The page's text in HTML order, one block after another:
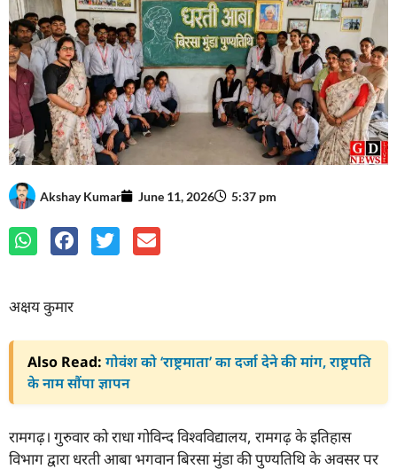
Akshay Kumar June 11, 2026 5:37 pm
अक्षय कुमार
Also Read: गोवंश को ‘राष्ट्रमाता’ का दर्जा देने की मांग, राष्ट्रपति
के नाम सौंपा ज्ञापन
रामगढ़। गुरुवार को राधा गोविन्द विश्वविद्यालय, रामगढ़ के इतिहास
विभाग द्वारा धरती आबा भगवान बिरसा मुंडा की पुण्यतिथि के अवसर पर